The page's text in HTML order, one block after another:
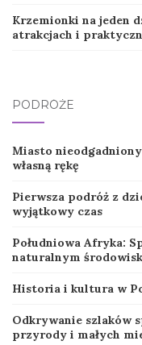
Krzemionki na jeden
atrakcjach i
PODRÓŻE
Miasto
własną rękę
Pierwsza podróż z
wyjątkowy czas
Południowa Afryka:
naturalnym
Historia i kultura w
Odkrywanie szlaków
przyrody i małych